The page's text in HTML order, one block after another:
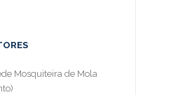
Mosquiteira de Mola